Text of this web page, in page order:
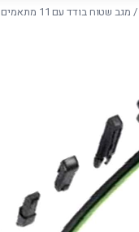
/ מגב שטוח בודד עם 11 מתאמים מידה "19